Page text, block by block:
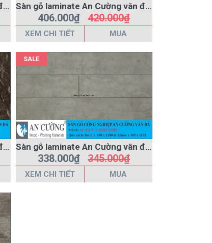
Sàn gỗ laminate An Cường vân đá AC-5006-SMM Sàn gỗ laminate An Cường vân đá AC-5004-SMM
406.000₫420.000₫
XEM CHI TIẾT MUA
Sàn gỗ laminate An Cường vân đá AC-5003-SMM
SALE
Sàn gỗ laminate An Cường vân đá AC-431-T
338.000₫345.000₫
XEM CHI TIẾT MUA